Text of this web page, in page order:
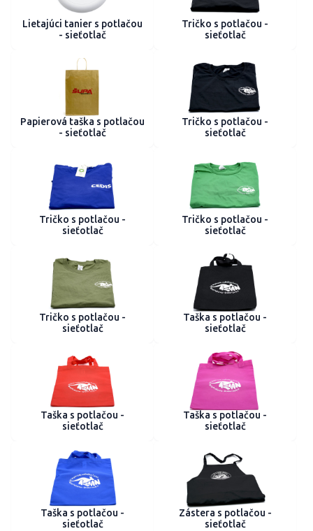
Lietajúci tanier s potlačou
- sieťotlač
Tričko s potlačou -
sieťotlač
Papierová taška s potlačou
- sieťotlač
Tričko s potlačou -
sieťotlač
Tričko s potlačou -
sieťotlač
Tričko s potlačou -
sieťotlač
Tričko s potlačou -
sieťotlač
Taška s potlačou -
sieťotlač
Taška s potlačou -
sieťotlač
Taška s potlačou -
sieťotlač
Taška s potlačou -
sieťotlač
Zástera s potlačou -
sieťotlač